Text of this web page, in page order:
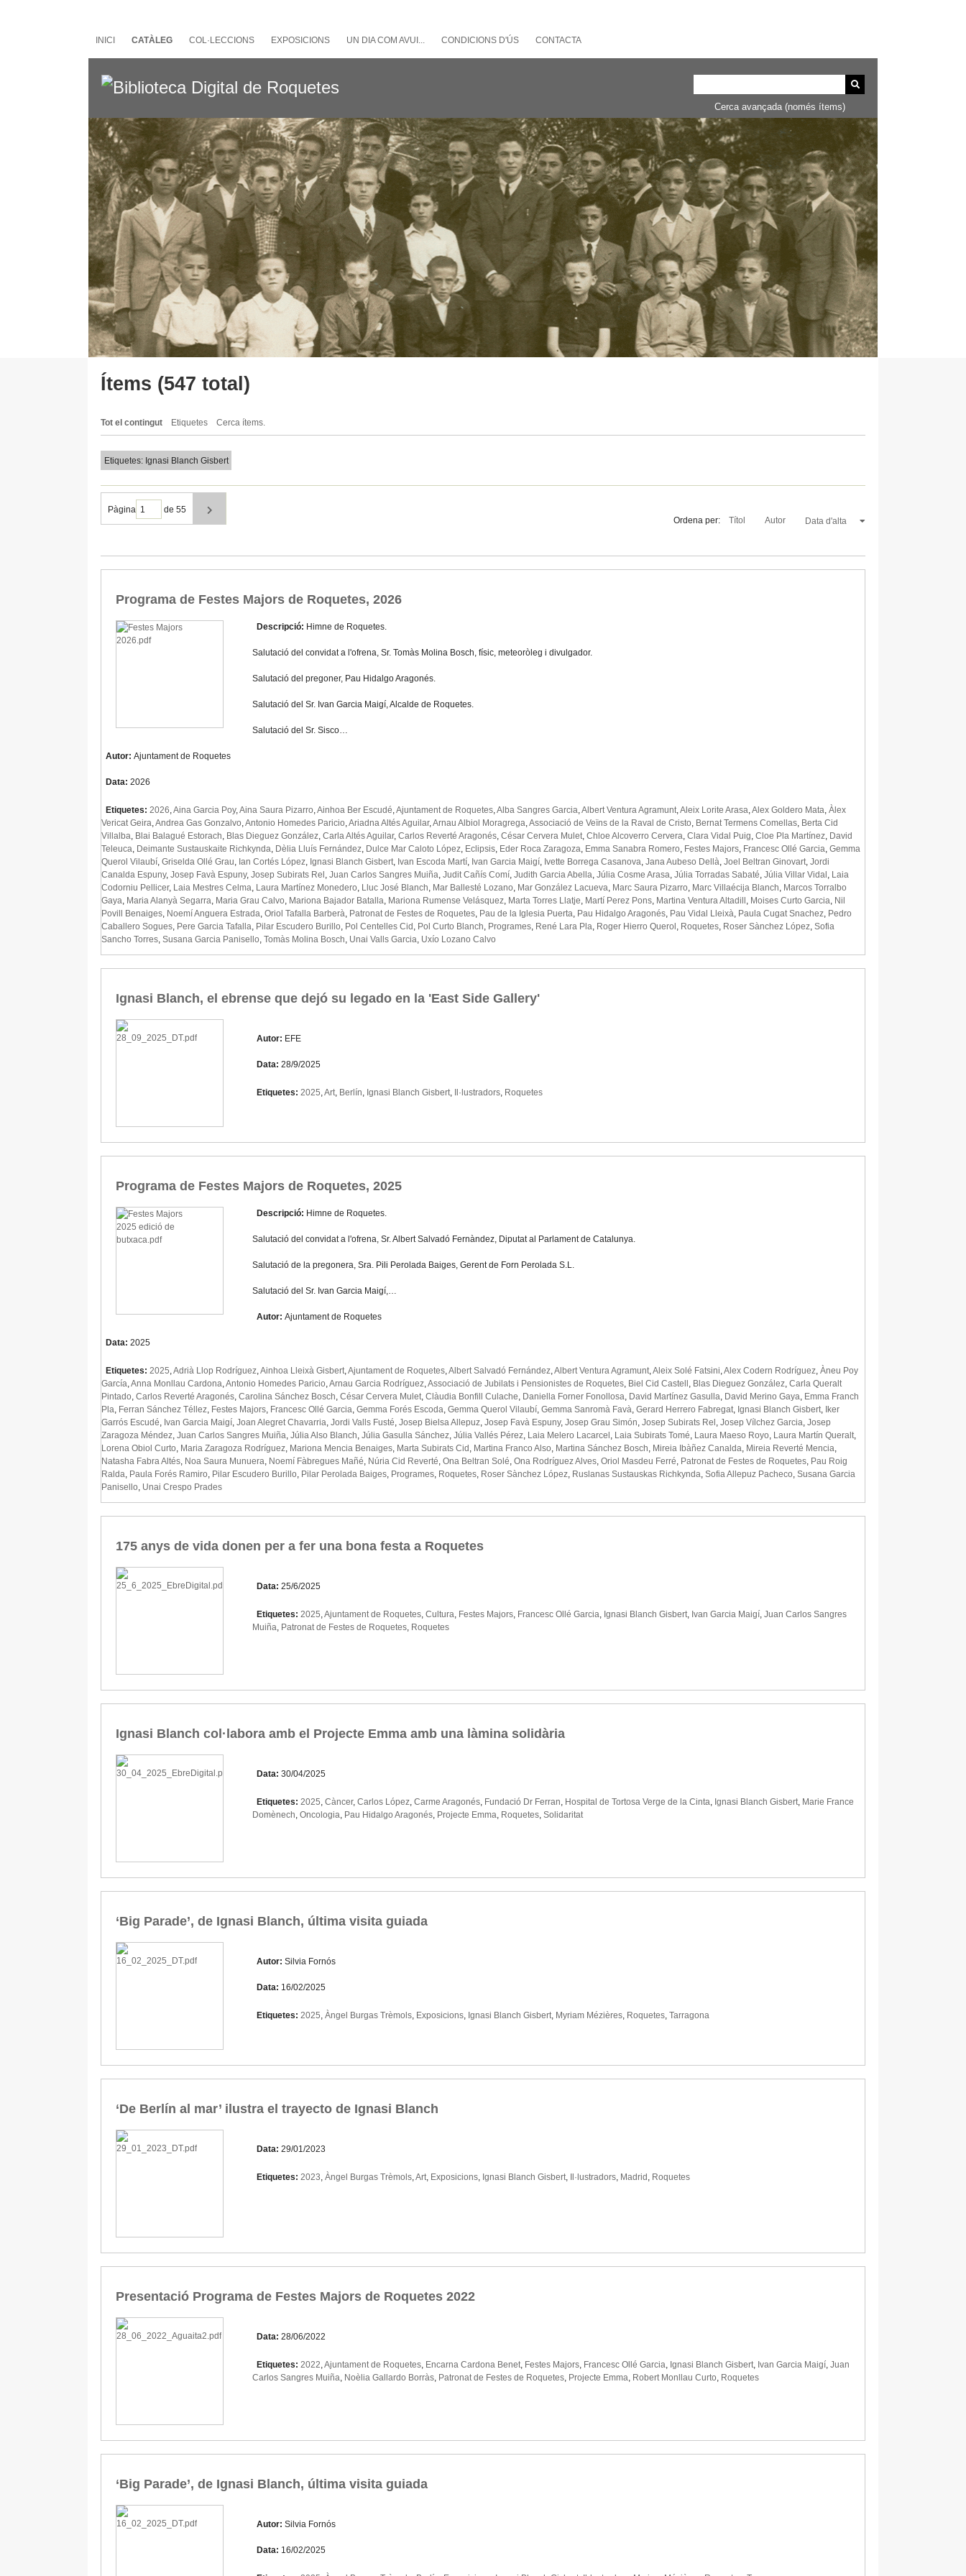
INICI CATÀLEG COL·LECCIONS EXPOSICIONS UN DIA COM AVUI... CONDICIONS D'ÚS CONTACTA
Cerca avançada (només ítems)
Ítems (547 total)
Tot el contingut Etiquetes Cerca ítems.
Etiquetes: Ignasi Blanch Gisbert
Pàgina
de 55
Ordena per:
Títol Autor Data d'alta
Programa de Festes Majors de Roquetes, 2026
Descripció: Himne de Roquetes.
Salutació del convidat a l'ofrena, Sr. Tomàs Molina Bosch, físic, meteoròleg i divulgador.
Salutació del pregoner, Pau Hidalgo Aragonés.
Salutació del Sr. Ivan Garcia Maigí, Alcalde de Roquetes.
Salutació del Sr. Sisco…
Autor: Ajuntament de Roquetes
Data: 2026
Etiquetes: 2026,Aina Garcia Poy,Aina Saura Pizarro,Ainhoa Ber Escudé,Ajuntament de Roquetes,Alba Sangres Garcia,Albert Ventura Agramunt,Aleix Lorite Arasa,Alex Goldero Mata, Àlex
Vericat Geira,Andrea Gas Gonzalvo,Antonio Homedes Paricio,Ariadna Altés Aguilar,Arnau Albiol Moragrega,Associació de Veïns de la Raval de Cristo, Bernat Termens Comellas, Berta Cid
Villalba, Blai Balagué Estorach, Blas Dieguez González, Carla Altés Aguilar, Carlos Reverté Aragonés, César Cervera Mulet, Chloe Alcoverro Cervera, Clara Vidal Puig, Cloe Pla Martínez, David
Teleuca, Deimante Sustauskaite Richkynda, Dèlia Lluís Fernández, Dulce Mar Caloto López, Eclipsis, Eder Roca Zaragoza, Emma Sanabra Romero, Festes Majors, Francesc Ollé Garcia, Gemma
Querol Vilaubí, Griselda Ollé Grau, Ian Cortés López, Ignasi Blanch Gisbert, Ivan Escoda Martí, Ivan Garcia Maigí, Ivette Borrega Casanova, Jana Aubeso Dellà, Joel Beltran Ginovart, Jordi
Canalda Espuny, Josep Favà Espuny, Josep Subirats Rel , Juan Carlos Sangres Muiña, Judit Cañís Comí, Judith Garcia Abella, Júlia Cosme Arasa, Júlia Torradas Sabaté, Júlia Villar Vidal , Laia
Codorniu Pellicer, Laia Mestres Celma, Laura Martínez Monedero, Lluc José Blanch, Mar Ballesté Lozano, Mar González Lacueva, Marc Saura Pizarro, Marc Villaécija Blanch, Marcos Torralbo
Gaya, Maria Alanyà Segarra, Maria Grau Calvo, Mariona Bajador Batalla, Mariona Rumense Velásquez, Marta Torres Llatje, Martí Perez Pons, Martina Ventura Altadill , Moises Curto Garcia, Nil
Povill Benaiges, Noemí Anguera Estrada, Oriol Tafalla Barberà, Patronat de Festes de Roquetes, Pau de la Iglesia Puerta, Pau Hidalgo Aragonés, Pau Vidal Lleixà, Paula Cugat Snachez, Pedro
Caballero Sogues, Pere Garcia Tafalla, Pilar Escudero Burillo, Pol Centelles Cid , Pol Curto Blanch, Programes, René Lara Pla, Roger Hierro Querol , Roquetes, Roser Sànchez López, Sofia
Sancho Torres, Susana Garcia Panisello, Tomàs Molina Bosch, Unai Valls Garcia, Uxío Lozano Calvo
Ignasi Blanch, el ebrense que dejó su legado en la 'East Side Gallery'
Autor: EFE
Data: 28/9/2025
Etiquetes: 2025,Art, Berlín, Ignasi Blanch Gisbert, Il·lustradors, Roquetes
Programa de Festes Majors de Roquetes, 2025
Descripció: Himne de Roquetes.
Salutació del convidat a l'ofrena, Sr. Albert Salvadó Fernàndez, Diputat al Parlament de Catalunya.
Salutació de la pregonera, Sra. Pili Perolada Baiges, Gerent de Forn Perolada S.L.
Salutació del Sr. Ivan Garcia Maigí,…
Autor: Ajuntament de Roquetes
Data: 2025
Etiquetes: 2025,Adrià Llop Rodríguez,Ainhoa Lleixà Gisbert,Ajuntament de Roquetes,Albert Salvadó Fernández,Albert Ventura Agramunt,Aleix Solé Fatsini,Alex Codern Rodríguez, Àneu Poy
García,Anna Monllau Cardona,Antonio Homedes Paricio,Arnau Garcia Rodríguez,Associació de Jubilats i Pensionistes de Roquetes, Biel Cid Castell , Blas Dieguez González, Carla Queralt
Pintado, Carlos Reverté Aragonés, Carolina Sánchez Bosch, César Cervera Mulet, Clàudia Bonfill Culache, Daniella Forner Fonollosa, David Martínez Gasulla, David Merino Gaya, Emma Franch
Pla, Ferran Sánchez Téllez, Festes Majors, Francesc Ollé Garcia, Gemma Forés Escoda, Gemma Querol Vilaubí, Gemma Sanromà Favà, Gerard Herrero Fabregat, Ignasi Blanch Gisbert, Iker
Garrós Escudé, Ivan Garcia Maigí, Joan Alegret Chavarria, Jordi Valls Fusté, Josep Bielsa Allepuz, Josep Favà Espuny, Josep Grau Simón, Josep Subirats Rel , Josep Vílchez Garcia, Josep
Zaragoza Méndez, Juan Carlos Sangres Muiña, Júlia Also Blanch, Júlia Gasulla Sánchez, Júlia Vallés Pérez, Laia Melero Lacarcel , Laia Subirats Tomé, Laura Maeso Royo, Laura Martín Queralt,
Lorena Obiol Curto, Maria Zaragoza Rodríguez, Mariona Mencia Benaiges, Marta Subirats Cid , Martina Franco Also, Martina Sánchez Bosch, Mireia Ibàñez Canalda, Mireia Reverté Mencia,
Natasha Fabra Altés, Noa Saura Munuera, Noemí Fàbregues Mañé, Núria Cid Reverté, Ona Beltran Solé, Ona Rodríguez Alves, Oriol Masdeu Ferré, Patronat de Festes de Roquetes, Pau Roig
Ralda, Paula Forés Ramiro, Pilar Escudero Burillo, Pilar Perolada Baiges, Programes, Roquetes, Roser Sànchez López, Ruslanas Sustauskas Richkynda, Sofia Allepuz Pacheco, Susana Garcia
Panisello, Unai Crespo Prades
175 anys de vida donen per a fer una bona festa a Roquetes
Data: 25/6/2025
Etiquetes: 2025,Ajuntament de Roquetes, Cultura, Festes Majors, Francesc Ollé Garcia, Ignasi Blanch Gisbert, Ivan Garcia Maigí, Juan Carlos Sangres
Muiña, Patronat de Festes de Roquetes, Roquetes
Ignasi Blanch col·labora amb el Projecte Emma amb una làmina solidària
Data: 30/04/2025
Etiquetes: 2025, Càncer, Carlos López, Carme Aragonés, Fundació Dr Ferran, Hospital de Tortosa Verge de la Cinta, Ignasi Blanch Gisbert, Marie France
Domènech, Oncologia, Pau Hidalgo Aragonés, Projecte Emma, Roquetes, Solidaritat
‘Big Parade’, de Ignasi Blanch, última visita guiada
Autor: Silvia Fornós
Data: 16/02/2025
Etiquetes: 2025, Àngel Burgas Trèmols, Exposicions, Ignasi Blanch Gisbert, Myriam Mézières, Roquetes, Tarragona
‘De Berlín al mar’ ilustra el trayecto de Ignasi Blanch
Data: 29/01/2023
Etiquetes: 2023, Àngel Burgas Trèmols,Art, Exposicions, Ignasi Blanch Gisbert, Il·lustradors, Madrid , Roquetes
Presentació Programa de Festes Majors de Roquetes 2022
Data: 28/06/2022
Etiquetes: 2022,Ajuntament de Roquetes, Encarna Cardona Benet, Festes Majors, Francesc Ollé Garcia, Ignasi Blanch Gisbert, Ivan Garcia Maigí, Juan
Carlos Sangres Muiña, Noèlia Gallardo Borràs, Patronat de Festes de Roquetes, Projecte Emma, Robert Monllau Curto, Roquetes
‘Big Parade’, de Ignasi Blanch, última visita guiada
Autor: Silvia Fornós
Data: 16/02/2025